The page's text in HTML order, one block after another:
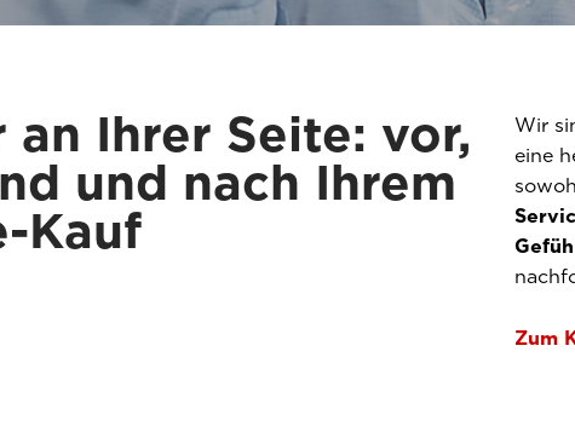
an Ihrer Seite: vor,
und nach Ihrem
Kauf
Wir
eine
Zum